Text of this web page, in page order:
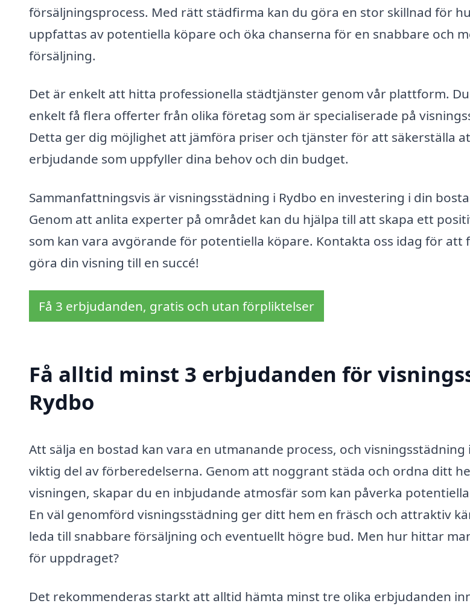
försäljningsprocess. Med rätt städfirma kan du göra en stor skillnad för
uppfattas av potentiella köpare och öka chanserna för en snabbare och
försäljning.
Det är enkelt att hitta professionella städtjänster genom vår plattform.
enkelt få flera offerter från olika företag som är specialiserade på
Detta ger dig möjlighet att jämföra priser och tjänster för att säkerställa
erbjudande som uppfyller dina behov och din budget.
Sammanfattningsvis är visningsstädning i Rydbo en investering i din
Genom att anlita experter på området kan du hjälpa till att skapa ett
som kan vara avgörande för potentiella köpare. Kontakta oss idag för att
göra din visning till en succé!
Få 3 erbjudanden, gratis och utan förpliktelser
Få alltid minst 3 erbjudanden för
Rydbo
Att sälja en bostad kan vara en utmanande process, och visningsstädning
viktig del av förberedelserna. Genom att noggrant städa och ordna ditt
visningen, skapar du en inbjudande atmosfär som kan påverka
En väl genomförd visningsstädning ger ditt hem en fräsch och attraktiv
leda till snabbare försäljning och eventuellt högre bud. Men hur hittar
för uppdraget?
Det rekommenderas starkt att alltid hämta minst tre olika erbjudanden